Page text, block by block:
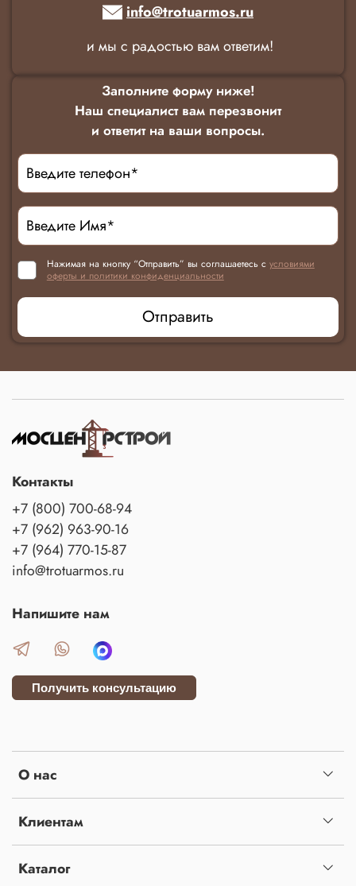
info@trotuarmos.ru
и мы с радостью вам ответим!
Заполните форму ниже!
Наш специалист вам перезвонит
и ответит на ваши вопросы.
Нажимая на кнопку “Отправить” вы соглашаетесь с условиями
оферты и политики конфиденциальности
Отправить
О нас
Клиентам
Каталог
Контакты
+7 (800) 700-68-94
+7 (962) 963-90-16
+7 (964) 770-15-87
info@trotuarmos.ru
Напишите нам
Получить консультацию